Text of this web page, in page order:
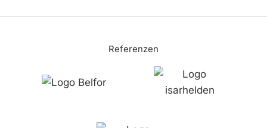
Referenzen